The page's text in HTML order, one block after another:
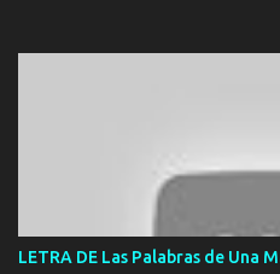
verde se le extraña pa que sepan
POR CLAVE ES EL CALI 4 EN LA
tirante andamos mi carnal atento
LETRA DE Las Palabras de Una